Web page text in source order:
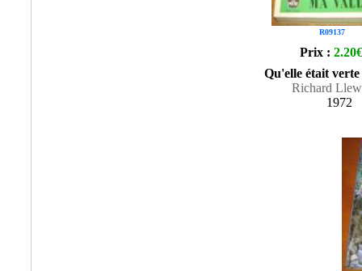
R09137
Prix : 2.20€
Qu'elle était verte
Richard
1972